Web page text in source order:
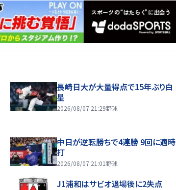
長崎日大が大量得点で15年ぶり白
星
2026/08/07 21:29野球
中日が逆転勝ちで4連勝 9回に適時
打
2026/08/07 21:01 野球
J1浦和はサビオ退場後に2失点